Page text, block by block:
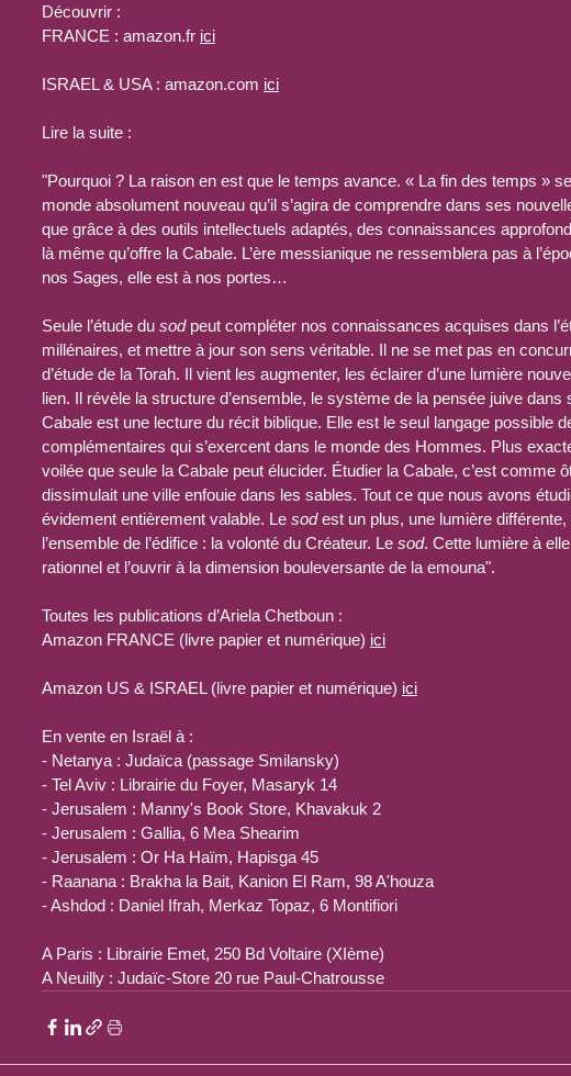
Découvrir :
FRANCE : amazon.fr ici
ISRAEL & USA : amazon.com ici
Lire la suite :
"Pourquoi ? La raison en est que le temps avance. « La fin des temps »
monde absolument nouveau qu’il s’agira de comprendre dans ses
que grâce à des outils intellectuels adaptés, des connaissances
là même qu’offre la Cabale. L’ère messianique ne ressemblera pas à
nos Sages, elle est à nos portes…
Seule l’étude du sod peut compléter nos connaissances acquises dans
millénaires, et mettre à jour son sens véritable. Il ne se met pas en
d’étude de la Torah. Il vient les augmenter, les éclairer d’une lumière
lien. Il révèle la structure d’ensemble, le système de la pensée juive
Cabale est une lecture du récit biblique. Elle est le seul langage possible
complémentaires qui s’exercent dans le monde des Hommes. Plus
voilée que seule la Cabale peut élucider. Étudier la Cabale, c’est comme
dissimulait une ville enfouie dans les sables. Tout ce que nous avons
évidement entièrement valable. Le sod est un plus, une lumière
l’ensemble de l’édifice : la volonté du Créateur. Le sod. Cette lumière à
rationnel et l’ouvrir à la dimension bouleversante de la emouna".
Toutes les publications d’Ariela Chetboun :
Amazon FRANCE (livre papier et numérique) ici
Amazon US & ISRAEL (livre papier et numérique) ici
En vente en Israël à :
- Netanya : Judaïca (passage Smilansky)
- Tel Aviv : Librairie du Foyer, Masaryk 14
- Jerusalem : Manny's Book Store, Khavakuk 2
- Jerusalem : Gallia, 6 Mea Shearim
- Jerusalem : Or Ha Haïm, Hapisga 45
- Raanana : Brakha la Bait, Kanion El Ram, 98 A'houza
- Ashdod : Daniel Ifrah, Merkaz Topaz, 6 Montifiori
A Paris : Librairie Emet, 250 Bd Voltaire (XIème)
A Neuilly : Judaïc-Store 20 rue Paul-Chatrousse